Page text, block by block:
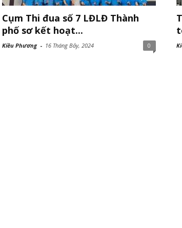
Cụm Thi đua số 7 LĐLĐ Thành
phố sơ kết hoạt...
Kiều Phương - 16 Tháng Bảy, 2024 0